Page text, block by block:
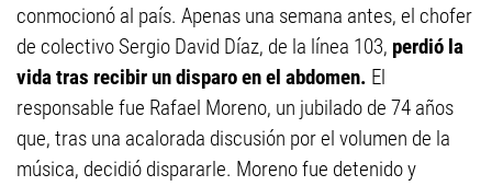
conmocionó al país. Apenas una semana antes, el chofer
de colectivo Sergio David Díaz, de la línea 103, perdió la
vida tras recibir un disparo en el abdomen. El
responsable fue Rafael Moreno, un jubilado de 74 años
que, tras una acalorada discusión por el volumen de la
música, decidió dispararle. Moreno fue detenido y